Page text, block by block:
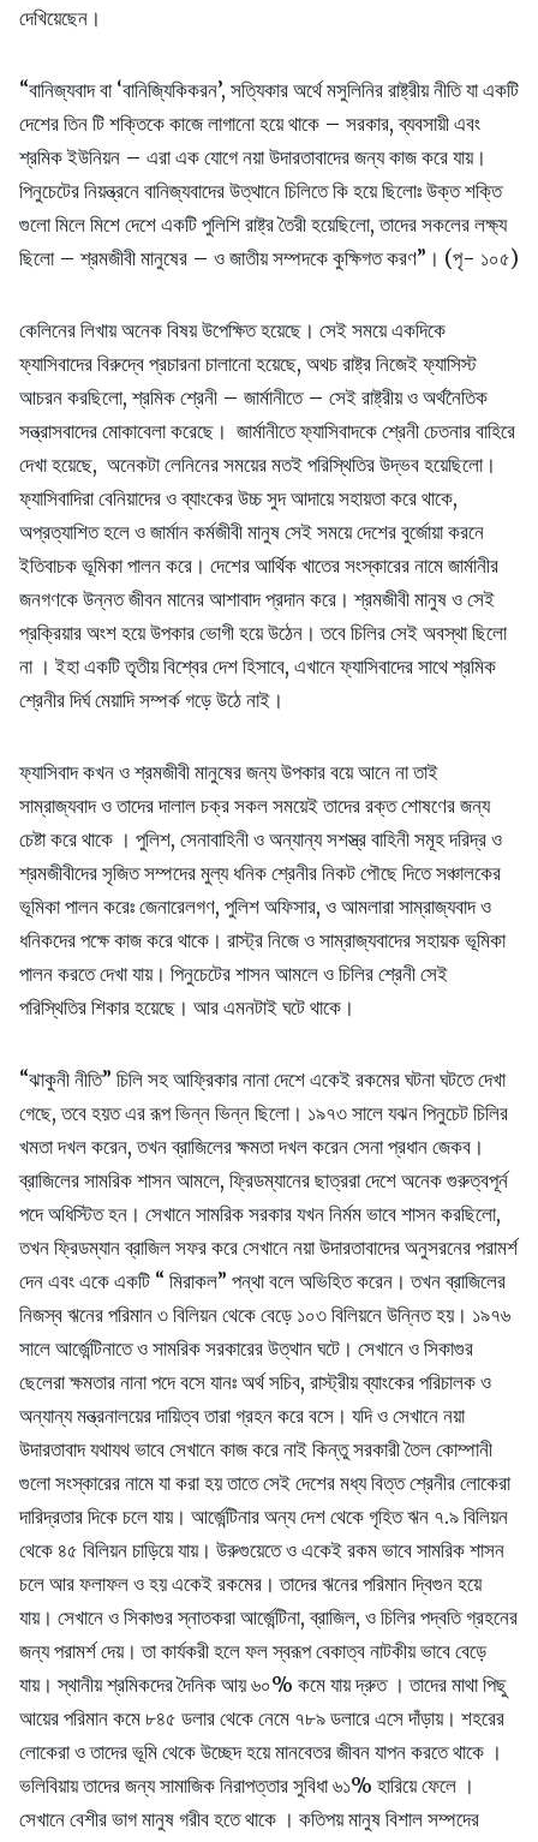
দেখিয়েছেন।
“বানিজ্যবাদ বা ‘বানিজ্যিকিকরন’, সত্যিকার অর্থে মসুলিনির রাষ্ট্রীয় নীতি যা একটি
দেশের তিন টি শক্তিকে কাজে লাগানো হয়ে থাকে – সরকার, ব্যবসায়ী এবং
শ্রমিক ইউনিয়ন – এরা এক যোগে নয়া উদারতাবাদের জন্য কাজ করে যায়।
পিনুচেটের নিয়ন্ত্রনে বানিজ্যবাদের উত্থানে চিলিতে কি হয়ে ছিলোঃ উক্ত শক্তি
গুলো মিলে মিশে দেশে একটি পুলিশি রাষ্ট্র তৈরী হয়েছিলো, তাদের সকলের লক্ষ্য
ছিলো – শ্রমজীবী মানুষের – ও জাতীয় সম্পদকে কুক্ষিগত করণ”। (পৃ- ১০৫)
কেলিনের লিখায় অনেক বিষয় উপেক্ষিত হয়েছে। সেই সময়ে একদিকে
ফ্যাসিবাদের বিরুদ্বে প্রচারনা চালানো হয়েছে, অথচ রাষ্ট্র নিজেই ফ্যাসিস্ট
আচরন করছিলো, শ্রমিক শ্রেনী – জার্মানীতে – সেই রাষ্ট্রীয় ও অর্থনৈতিক
সন্ত্রাসবাদের মোকাবেলা করেছে। জার্মানীতে ফ্যাসিবাদকে শ্রেনী চেতনার বাহিরে
দেখা হয়েছে, অনেকটা লেনিনের সময়ের মতই পরিস্থিতির উদ্ভব হয়েছিলো।
ফ্যাসিবাদিরা বেনিয়াদের ও ব্যাংকের উচ্চ সুদ আদায়ে সহায়তা করে থাকে,
অপ্রত্যাশিত হলে ও জার্মান কর্মজীবী মানুষ সেই সময়ে দেশের বুর্জোয়া করনে
ইতিবাচক ভূমিকা পালন করে। দেশের আর্থিক খাতের সংস্কারের নামে জার্মানীর
জনগণকে উন্নত জীবন মানের আশাবাদ প্রদান করে। শ্রমজীবী মানুষ ও সেই
প্রক্রিয়ার অংশ হয়ে উপকার ভোগী হয়ে উঠেন। তবে চিলির সেই অবস্থা ছিলো
না । ইহা একটি তৃতীয় বিশ্বের দেশ হিসাবে, এখানে ফ্যাসিবাদের সাথে শ্রমিক
শ্রেনীর দির্ঘ মেয়াদি সম্পর্ক গড়ে উঠে নাই।
ফ্যাসিবাদ কখন ও শ্রমজীবী মানুষের জন্য উপকার বয়ে আনে না তাই
সাম্রাজ্যবাদ ও তাদের দালাল চক্র সকল সময়েই তাদের রক্ত শোষণের জন্য
চেষ্টা করে থাকে । পুলিশ, সেনাবাহিনী ও অন্যান্য সশস্ত্র বাহিনী সমূহ দরিদ্র ও
শ্রমজীবীদের সৃজিত সম্পদের মুল্য ধনিক শ্রেনীর নিকট পৌছে দিতে সঞ্চালকের
ভূমিকা পালন করেঃ জেনারেলগণ, পুলিশ অফিসার, ও আমলারা সাম্রাজ্যবাদ ও
ধনিকদের পক্ষে কাজ করে থাকে। রাস্ট্র নিজে ও সাম্রাজ্যবাদের সহায়ক ভূমিকা
পালন করতে দেখা যায়। পিনুচেটের শাসন আমলে ও চিলির শ্রেনী সেই
পরিস্থিতির শিকার হয়েছে। আর এমনটাই ঘটে থাকে।
“ঝাকুনী নীতি” চিলি সহ আফ্রিকার নানা দেশে একেই রকমের ঘটনা ঘটতে দেখা
গেছে, তবে হয়ত এর রূপ ভিন্ন ভিন্ন ছিলো। ১৯৭৩ সালে যঝন পিনুচেট চিলির
খমতা দখল করেন, তখন ব্রাজিলের ক্ষমতা দখল করেন সেনা প্রধান জেকব।
ব্রাজিলের সামরিক শাসন আমলে, ফ্রিডম্যানের ছাত্ররা দেশে অনেক গুরুত্বপূর্ন
পদে অধিস্টিত হন। সেখানে সামরিক সরকার যখন নির্মম ভাবে শাসন করছিলো,
তখন ফ্রিডম্যান ব্রাজিল সফর করে সেখানে নয়া উদারতাবাদের অনুসরনের পরামর্শ
দেন এবং একে একটি “ মিরাকল” পন্থা বলে অভিহিত করেন। তখন ব্রাজিলের
নিজস্ব ঋনের পরিমান ৩ বিলিয়ন থেকে বেড়ে ১০৩ বিলিয়নে উন্নিত হয়। ১৯৭৬
সালে আর্জেন্টিনাতে ও সামরিক সরকারের উত্থান ঘটে। সেখানে ও সিকাগুর
ছেলেরা ক্ষমতার নানা পদে বসে যানঃ অর্থ সচিব, রাস্ট্রীয় ব্যাংকের পরিচালক ও
অন্যান্য মন্ত্রনালয়ের দায়িত্ব তারা গ্রহন করে বসে। যদি ও সেখানে নয়া
উদারতাবাদ যথাযথ ভাবে সেখানে কাজ করে নাই কিন্তু সরকারী তৈল কোম্পানী
গুলো সংস্কারের নামে যা করা হয় তাতে সেই দেশের মধ্য বিত্ত শ্রেনীর লোকেরা
দারিদ্রতার দিকে চলে যায়। আর্জেন্টিনার অন্য দেশ থেকে গৃহিত ঋন ৭.৯ বিলিয়ন
থেকে ৪৫ বিলিয়ন চাড়িয়ে যায়। উরুগুয়েতে ও একেই রকম ভাবে সামরিক শাসন
চলে আর ফলাফল ও হয় একেই রকমের। তাদের ঋনের পরিমান দ্বিগুন হয়ে
যায়। সেখানে ও সিকাগুর স্নাতকরা আর্জেন্টিনা, ব্রাজিল, ও চিলির পদ্বতি গ্রহনের
জন্য পরামর্শ দেয়। তা কার্যকরী হলে ফল স্বরূপ বেকাত্ব নাটকীয় ভাবে বেড়ে
যায়। স্থানীয় শ্রমিকদের দৈনিক আয় ৬০% কমে যায় দ্রুত । তাদের মাথা পিছু
আয়ের পরিমান কমে ৮৪৫ ডলার থেকে নেমে ৭৮৯ ডলারে এসে দাঁড়ায়। শহরের
লোকেরা ও তাদের ভূমি থেকে উচ্ছেদ হয়ে মানবেতর জীবন যাপন করতে থাকে ।
ভলিবিয়ায় তাদের জন্য সামাজিক নিরাপত্তার সুবিধা ৬১% হারিয়ে ফেলে ।
সেখানে বেশীর ভাগ মানুষ গরীব হতে থাকে । কতিপয় মানুষ বিশাল সম্পদের